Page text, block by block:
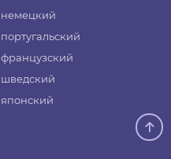
немецкий
португальский
французский
шведский
японский